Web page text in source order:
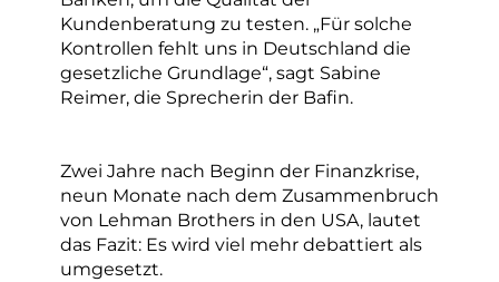
Kundenberatung zu testen. „Für solche
Kontrollen fehlt uns in Deutschland die
gesetzliche Grundlage“, sagt Sabine
Reimer, die Sprecherin der Bafin.
Zwei Jahre nach Beginn der Finanzkrise,
neun Monate nach dem Zusammenbruch
von Lehman Brothers in den USA, lautet
das Fazit: Es wird viel mehr debattiert als
umgesetzt.